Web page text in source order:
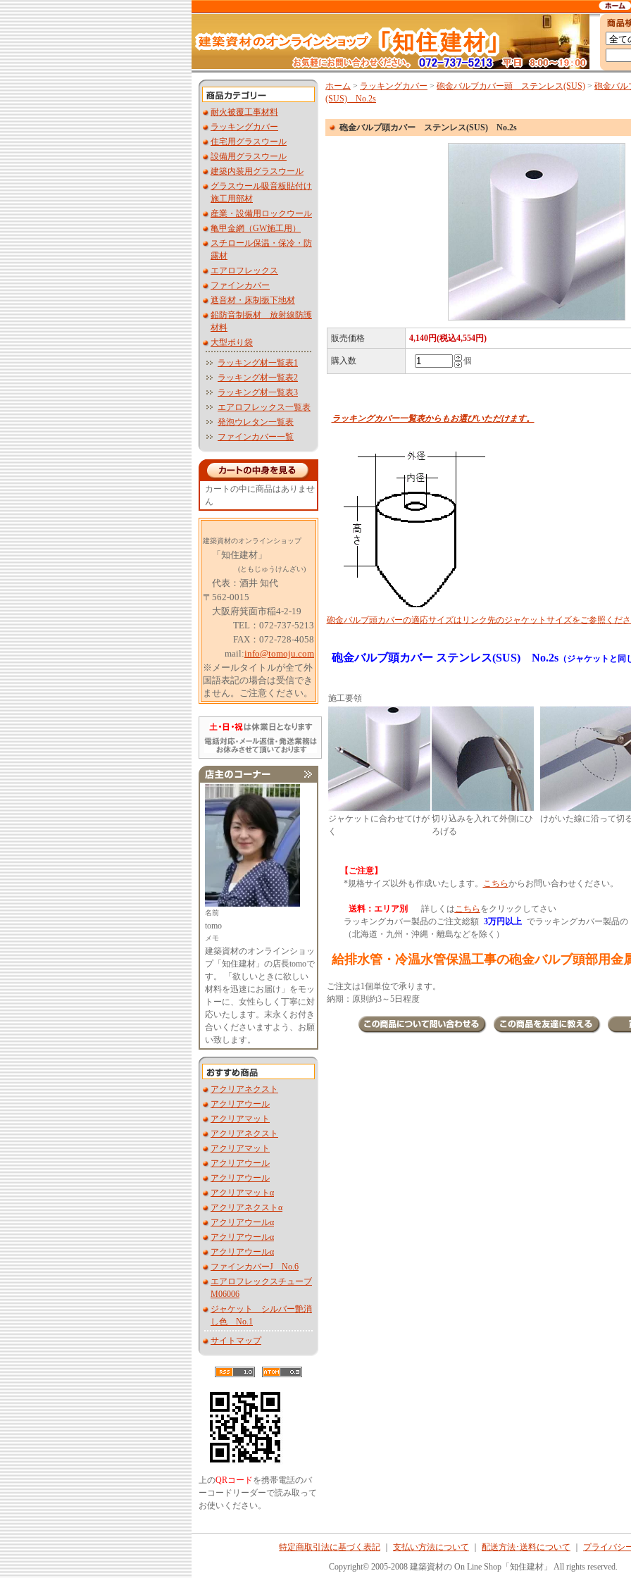
耐火被覆工事材料
ラッキングカバー
住宅用グラスウール
設備用グラスウール
建築内装用グラスウール
グラスウール吸音板貼付け
施工用部材
産業・設備用ロックウール
亀甲金網（GW施工用）
スチロール保温・保冷・防
露材
エアロフレックス
ファインカバー
遮音材・床制振下地材
鉛防音制振材 放射線防護
材料
大型ポり袋
ラッキング材一覧表1
ラッキング材一覧表2
ラッキング材一覧表3
エアロフレックス一覧表
発泡ウレタン一覧表
ファインカバー一覧
カートの中に商品はありませ
ん
建築資材のオンラインショップ
「知住建材」
(ともじゅうけんざい)
代表：酒井 知代
〒562-0015
大阪府箕面市稲4-2-19
TEL：072-737-5213
FAX：072-728-4058
mail:info@tomoju.com
※メールタイトルが全て外
国語表記の場合は受信でき
ません。ご注意ください。
名前
tomo
メモ
建築資材のオンラインショッ
プ「知住建材」の店長tomoで
す。 「欲しいときに欲しい
材料を迅速にお届け」をモッ
トーに、女性らしく丁寧に対
応いたします。末永くお付き
合いくださいますよう、お願
い致します。
アクリアネクスト
アクリアウール
アクリアマット
アクリアネクスト
アクリアマット
アクリアウール
アクリアウール
アクリアマットα
アクリアネクストα
アクリアウールα
アクリアウールα
アクリアウールα
ファインカバーJ No.6
エアロフレックスチューブ
M06006
ジャケット シルバー艶消
し色 No.1
サイトマップ
上のQRコードを携帯電話のバ
ーコードリーダーで読み取って
お使いください。
ホーム > ラッキングカバー > 砲金バルブカバー頭 ステンレス(SUS) > 砲金バ
(SUS) No.2s
砲金バルブ頭カバー ステンレス(SUS) No.2s
販売価格 4,140円(税込4,554円)
購入数 個
ラッキングカバー一覧表からもお選びいただけます。
砲金バルブ頭カバーの適応サイズはリンク先のジャケットサイズをご参照くだ
砲金バルブ頭カバー ステンレス(SUS) No.2s（ジャケットと同
施工要領
ジャケットに合わせてけが
く
切り込みを入れて外側にひ
ろげる
けがいた線に沿って切
【ご注意】
*規格サイズ以外も作成いたします。
こちらからお問い合わせください。
送料：エリア別 詳しくはこちら をクリックしてさい
ラッキングカバー製品のご注文総額 3万円以上 でラッキングカバー製品の
（北海道・九州・沖縄・離島などを除く）
給排水管・冷温水管保温工事の砲金バルブ頭部用金
ご注文は1個単位で承ります。
納期：原則約3～5日程度
特定商取引法に基づく表記 支払い方法について 配送方法･送料について
プライバシ
Copyright© 2005-2008 建築資材の On Line Shop「知住建材」 All rights reserved.